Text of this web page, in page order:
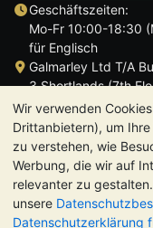
Wir verwenden
Drittanbietern), um
zu verstehen, wie
Werbung, die wir auf
relevanter zu
unsere
Datenschutzerklärung
Geschäftszeiten:
Mo-Fr 10:00-18:30
für Englisch
Galmarley Ltd T/A
3 Shortlands (7th
Hammersmith
London
W6 8DA
Großbritannien